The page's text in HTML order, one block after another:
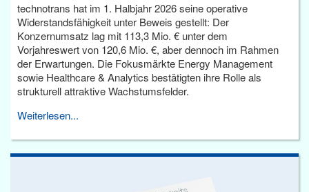
technotrans hat im 1. Halbjahr 2026 seine operative
Widerstandsfähigkeit unter Beweis gestellt: Der
Konzernumsatz lag mit 113,3 Mio. € unter dem
Vorjahreswert von 120,6 Mio. €, aber dennoch im Rahmen
der Erwartungen. Die Fokusmärkte Energy Management
sowie Healthcare & Analytics bestätigten ihre Rolle als
strukturell attraktive Wachstumsfelder.
Weiterlesen...